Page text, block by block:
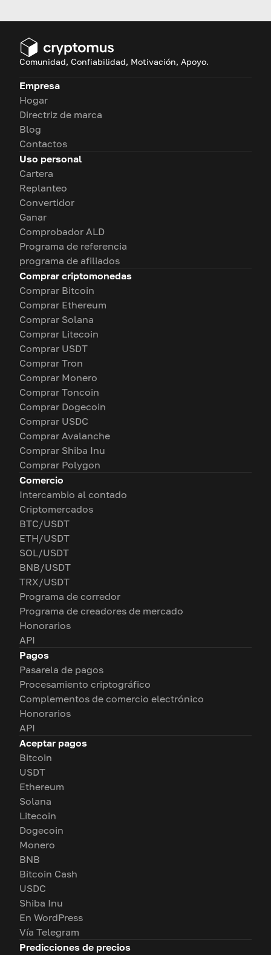
hacerlo? Aquí está nuestra
Comunidad, Confiabilidad, Motivación, Apoyo.
Empresa
Hogar
Directriz de marca
Blog
Contactos
Uso personal
Cartera
Replanteo
Convertidor
Ganar
Comprobador ALD
Programa de referencia
programa de afiliados
Comprar criptomonedas
Comprar Bitcoin
Comprar Ethereum
Comprar Solana
Comprar Litecoin
Comprar USDT
Comprar Tron
Comprar Monero
Comprar Toncoin
Comprar Dogecoin
Comprar USDC
Comprar Avalanche
Comprar Shiba Inu
Comprar Polygon
Comercio
Intercambio al contado
Criptomercados
BTC/USDT
ETH/USDT
SOL/USDT
BNB/USDT
TRX/USDT
Programa de corredor
Programa de creadores de mercado
Honorarios
API
Pagos
Pasarela de pagos
Procesamiento criptográfico
Complementos de comercio electrónico
Honorarios
API
Aceptar pagos
Bitcoin
USDT
Ethereum
Solana
Litecoin
Dogecoin
Monero
BNB
Bitcoin Cash
USDC
Shiba Inu
En WordPress
Vía Telegram
Predicciones de precios